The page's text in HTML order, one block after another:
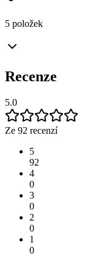
5 položek
Recenze
5.0
Ze 92 recenzí
5
92
4
0
3
0
2
0
1
0